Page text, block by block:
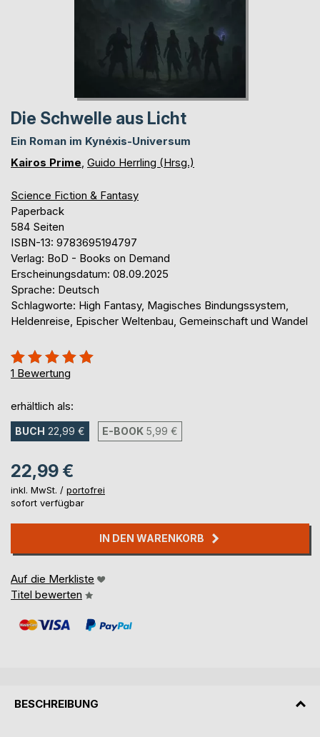
Die Schwelle aus Licht
Ein Roman im Kynéxis-Universum
Kairos Prime, Guido Herrling (Hrsg.)
Science Fiction & Fantasy
Paperback
584 Seiten
ISBN-13: 9783695194797
Verlag: BoD - Books on Demand
Erscheinungsdatum: 08.09.2025
Sprache: Deutsch
Schlagworte: High Fantasy, Magisches Bindungssystem,
Heldenreise, Epischer Weltenbau, Gemeinschaft und Wandel
Bewertung::
100%
1 Bewertung
erhältlich als:
BUCH 22,99 € E-BOOK 5,99 €
22,99 €
inkl. MwSt. / portofrei
sofort verfügbar
IN DEN WARENKORB
Auf die Merkliste
Titel bewerten
BESCHREIBUNG